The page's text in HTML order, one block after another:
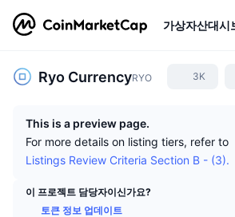
가상자산대시
Ryo CurrencyRYO 3K
This is a preview page.
For more details on listing tiers, refer to
Listings Review Criteria Section B - (3).
이 프로젝트 담당자이신가요?
토큰 정보 업데이트